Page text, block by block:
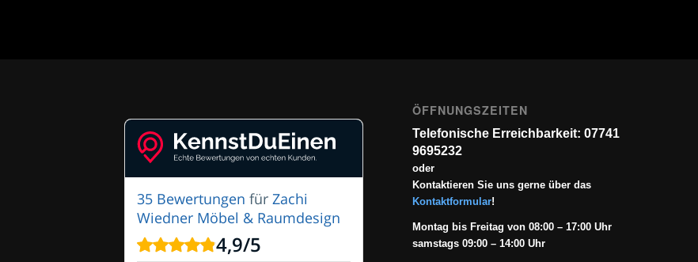
35 Bewertungen für Zachi
Wiedner Möbel & Raumdesign
4,9/5
ÖFFNUNGSZEITEN
Telefonische Erreichbarkeit: 07741
9695232
oder
Kontaktieren Sie uns gerne über das
Kontaktformular!
Montag bis Freitag von 08:00 – 17:00 Uhr
samstags 09:00 – 14:00 Uhr